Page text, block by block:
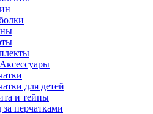
для детей
и тейпы
за перчатками